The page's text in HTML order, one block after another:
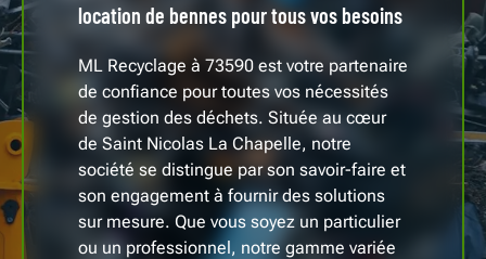
location de bennes pour tous vos besoins
ML Recyclage à 73590 est votre partenaire
de confiance pour toutes vos nécessités
de gestion des déchets. Située au cœur
de Saint Nicolas La Chapelle, notre
société se distingue par son savoir-faire et
son engagement à fournir des solutions
sur mesure. Que vous soyez un particulier
ou un professionnel, notre gamme variée